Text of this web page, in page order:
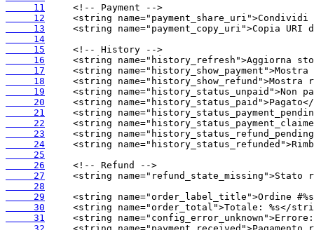
     11
     12
     13
     14
     15
     16
     17
     18
     19
     20
     21
     22
     23
     24
     25
     26
     27
     28
     29
     30
     31